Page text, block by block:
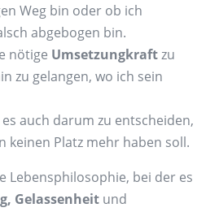
Weg bin oder ob ich
abgebogen bin.
nötige Umsetzungkraftzu
zu gelangen, wo ich sein
auch darum zu entscheiden,
keinen Platz mehr haben soll.
Lebensphilosophie, bei der es
Gelassenheitund